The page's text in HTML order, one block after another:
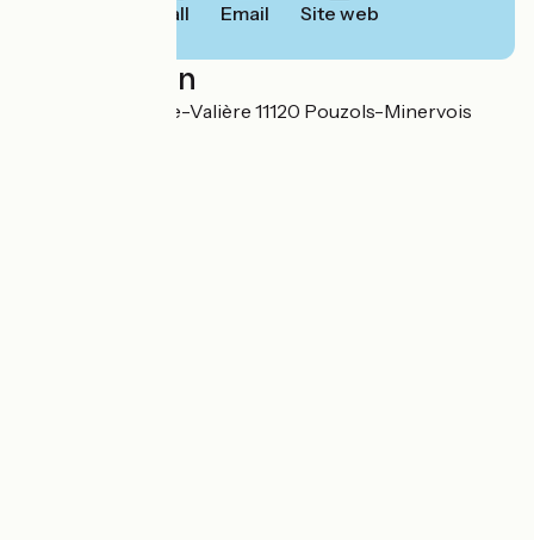
Call Email Site web
Localisation
1 chemin de Sainte-Valière 11120 Pouzols-Minervois